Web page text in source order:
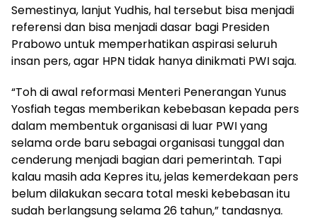
Semestinya, lanjut Yudhis, hal tersebut bisa menjadi
referensi dan bisa menjadi dasar bagi Presiden
Prabowo untuk memperhatikan aspirasi seluruh
insan pers, agar HPN tidak hanya dinikmati PWI saja.
“Toh di awal reformasi Menteri Penerangan Yunus
Yosfiah tegas memberikan kebebasan kepada pers
dalam membentuk organisasi di luar PWI yang
selama orde baru sebagai organisasi tunggal dan
cenderung menjadi bagian dari pemerintah. Tapi
kalau masih ada Kepres itu, jelas kemerdekaan pers
belum dilakukan secara total meski kebebasan itu
sudah berlangsung selama 26 tahun,” tandasnya.